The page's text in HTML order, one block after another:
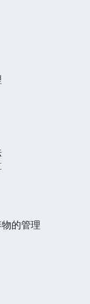
的管理